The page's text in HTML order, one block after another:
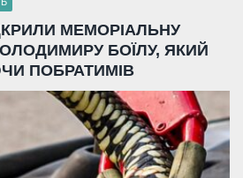
МЕМОРІАЛЬНУ
БОЇЛУ, ЯКИЙ
ПОБРАТИМІВ